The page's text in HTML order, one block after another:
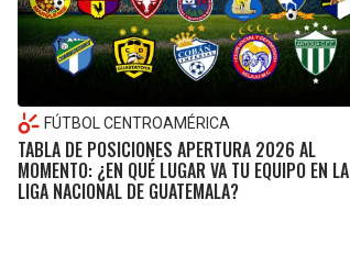
FÚTBOL CENTROAMÉRICA
TABLA DE POSICIONES APERTURA 2026 AL
MOMENTO: ¿EN QUÉ LUGAR VA TU EQUIPO EN LA
LIGA NACIONAL DE GUATEMALA?